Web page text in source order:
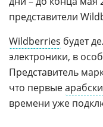
представители
Wildberries будет
электроники, в
Представитель
что первые
времени уже